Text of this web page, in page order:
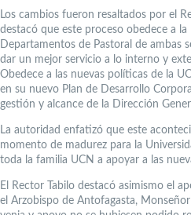
Los cambios fueron resaltados por el
destacó que este proceso obedece a
Departamentos de Pastoral de ambas
dar un mejor servicio a lo interno y
Obedece a las nuevas políticas de la
en su nuevo Plan de Desarrollo
gestión y alcance de la Dirección
La autoridad enfatizó que este
momento de madurez para la
toda la familia UCN a apoyar a las
El Rector Tabilo destacó asimismo el
el Arzobispo de Antofagasta,